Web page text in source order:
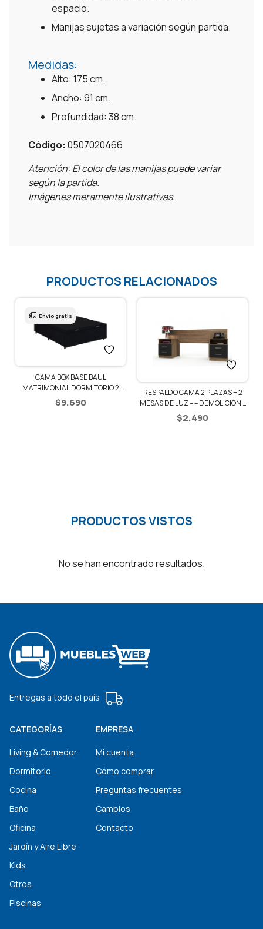
espacio.
Manijas sujetas a variación según partida.
Medidas:
Alto: 175 cm.
Ancho: 91 cm.
Profundidad: 38 cm.
Código: 0507020466
Atención: El color de las manijas puede variar
según la partida.
Imágenes meramente ilustrativas.
PRODUCTOS RELACIONADOS
RESPALDO CAMA 2 PLAZAS + 2
MESAS DE LUZ – – DEMOLICIÓN /
RESPALDO CAMA 2 PLAZAS + 2
MESAS DE LUZ
$2.490
PRODUCTOS VISTOS
No se han encontrado resultados.
Entregas a todo el país
CATEGORÍAS
Living & Comedor
Dormitorio
Cocina
Baño
Oficina
Jardín y Aire Libre
Kids
Otros
Piscinas
EMPRESA
Mi cuenta
Cómo comprar
Preguntas frecuentes
Cambios
Contacto